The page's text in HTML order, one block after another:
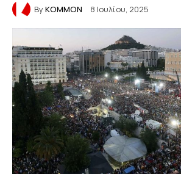
ByKOMMON 8 Ιουλίου, 2025